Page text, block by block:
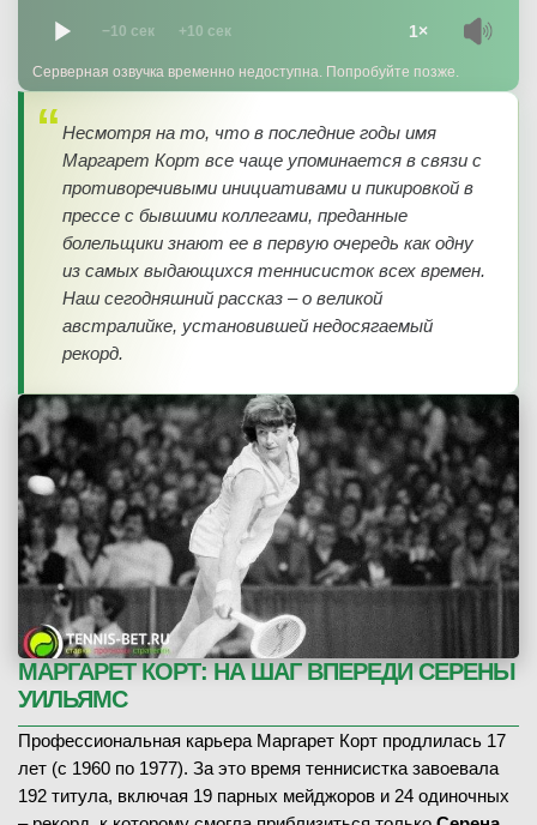
−10 сек +10 сек 1×
Серверная озвучка временно недоступна. Попробуйте позже.
Несмотря на то, что в последние годы имя
Маргарет Корт все чаще упоминается в связи с
противоречивыми инициативами и пикировкой в
прессе с бывшими коллегами, преданные
болельщики знают ее в первую очередь как одну
из самых выдающихся теннисисток всех времен.
Наш сегодняшний рассказ – о великой
австралийке, установившей недосягаемый
рекорд.
МАРГАРЕТ КОРТ: НА ШАГ ВПЕРЕДИ СЕРЕНЫ
УИЛЬЯМС
Профессиональная карьера Маргарет Корт продлилась 17
лет (с 1960 по 1977). За это время теннисистка завоевала
192 титула, включая 19 парных мейджоров и 24 одиночных